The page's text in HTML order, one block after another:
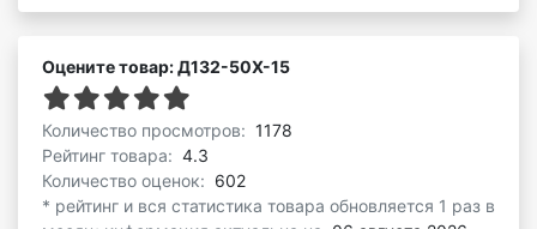
Оцените товар: Д132-50Х-15
Количество просмотров: 1178
Рейтинг товара: 4.3
Количество оценок: 602
* рейтинг и вся статистика товара обновляется 1 раз в